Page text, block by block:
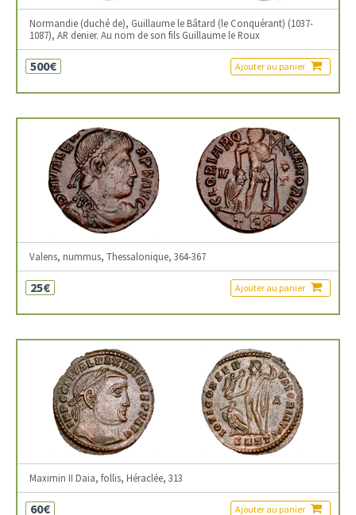
Normandie (duché de), Guillaume le Bâtard (le Conquérant) (1037-
1087), AR denier. Au nom de son fils Guillaume le Roux
500€ Ajouter au panier
Valens, nummus, Thessalonique, 364-367
25€ Ajouter au panier
Maximin II Daia, follis, Héraclée, 313
60€ Ajouter au panier